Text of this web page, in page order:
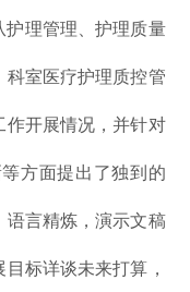
理管理、护理质量
室医疗护理质控管
开展情况，并针对
方面提出了独到的
言精炼，演示文稿
标详谈未来打算，